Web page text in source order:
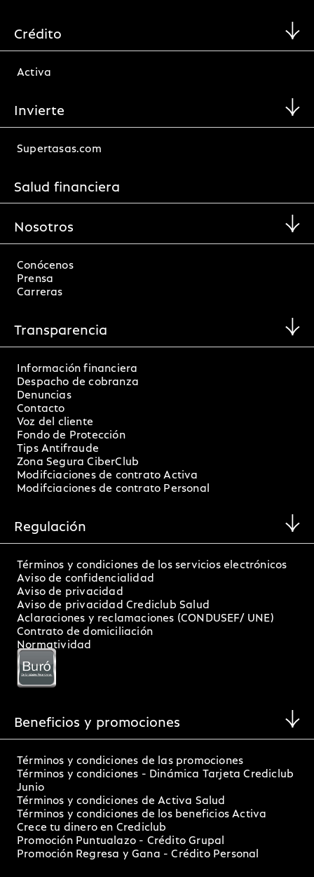
Crédito
Activa
Invierte
Supertasas.com
Salud financiera
Nosotros
Conócenos
Prensa
Carreras
Transparencia
Información financiera
Despacho de cobranza
Denuncias
Contacto
Voz del cliente
Fondo de Protección
Tips Antifraude
Zona Segura CiberClub
Modifciaciones de contrato Activa
Modifciaciones de contrato Personal
Regulación
Términos y condiciones de los servicios electrónicos
Aviso de confidencialidad
Aviso de privacidad
Aviso de privacidad Crediclub Salud
Aclaraciones y reclamaciones (CONDUSEF/ UNE)
Contrato de domiciliación
Normatividad
Beneficios y promociones
Términos y condiciones de las promociones
Términos y condiciones - Dinámica Tarjeta Crediclub
Junio
Términos y condiciones de Activa Salud
Términos y condiciones de los beneficios Activa
Crece tu dinero en Crediclub
Promoción Puntualazo - Crédito Grupal
Promoción Regresa y Gana - Crédito Personal